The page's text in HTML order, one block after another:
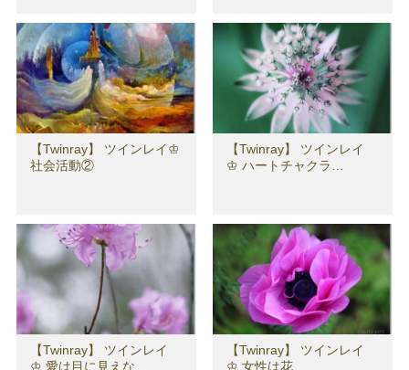
【Twinray】 ツインレイ♔
社会活動②
【Twinray】 ツインレイ
♔ ハートチャクラ…
【Twinray】 ツインレイ
♔ 愛は目に見えな…
【Twinray】 ツインレイ
♔ 女性は花